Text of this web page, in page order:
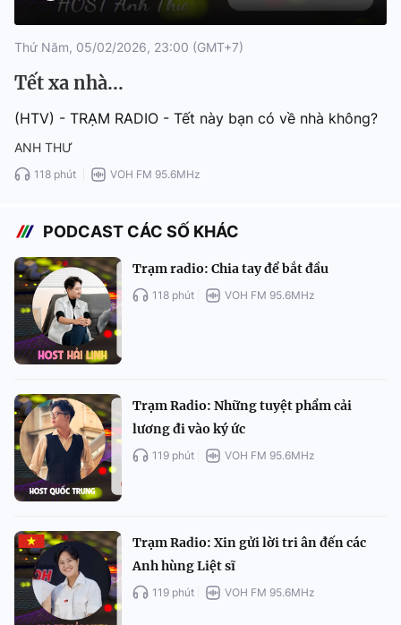
Thứ Năm, 05/02/2026, 23:00 (GMT+7)
Tết xa nhà...
(HTV) - TRẠM RADIO - Tết này bạn có về nhà không?
ANH THƯ
118 phút VOH FM 95.6MHz
PODCAST CÁC SỐ KHÁC
Trạm radio: Chia tay để bắt đầu
118 phút VOH FM 95.6MHz
Trạm Radio: Những tuyệt phẩm cải
lương đi vào ký ức
119 phút VOH FM 95.6MHz
Trạm Radio: Xin gửi lời tri ân đến các
Anh hùng Liệt sĩ
119 phút VOH FM 95.6MHz